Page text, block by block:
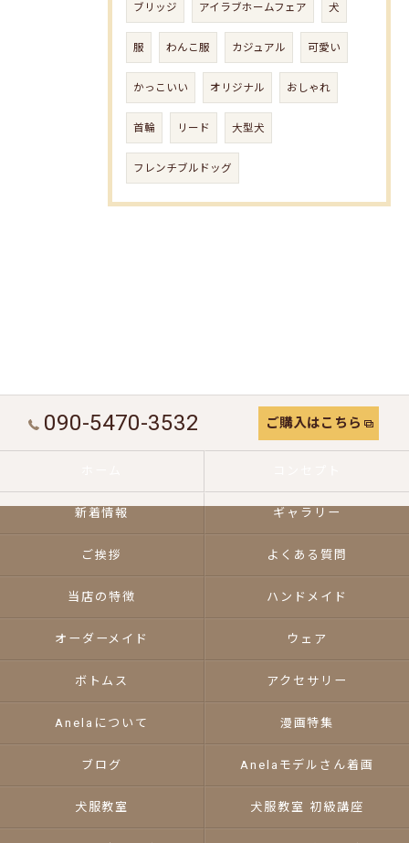
ブリッジ アイラブホームフェア 犬
服 わんこ服 カジュアル 可愛い
かっこいい オリジナル おしゃれ
首輪 リード 大型犬
フレンチブルドッグ
090-5470-3532 ご購入はこちら
新着情報 ギャラリー
ご挨拶 よくある質問
当店の特徴 ハンドメイド
オーダーメイド ウェア
ボトムス アクセサリー
Anelaについて 漫画特集
ブログ Anelaモデルさん着画
犬服教室 犬服教室 初級講座